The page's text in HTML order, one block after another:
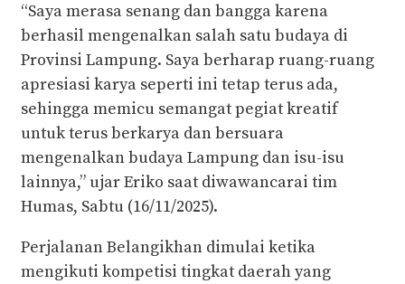
“Saya merasa senang dan bangga karena
berhasil mengenalkan salah satu budaya di
Provinsi Lampung. Saya berharap ruang-ruang
apresiasi karya seperti ini tetap terus ada,
sehingga memicu semangat pegiat kreatif
untuk terus berkarya dan bersuara
mengenalkan budaya Lampung dan isu-isu
lainnya,” ujar Eriko saat diwawancarai tim
Humas, Sabtu (16/11/2025).
Perjalanan Belangikhan dimulai ketika
mengikuti kompetisi tingkat daerah yang